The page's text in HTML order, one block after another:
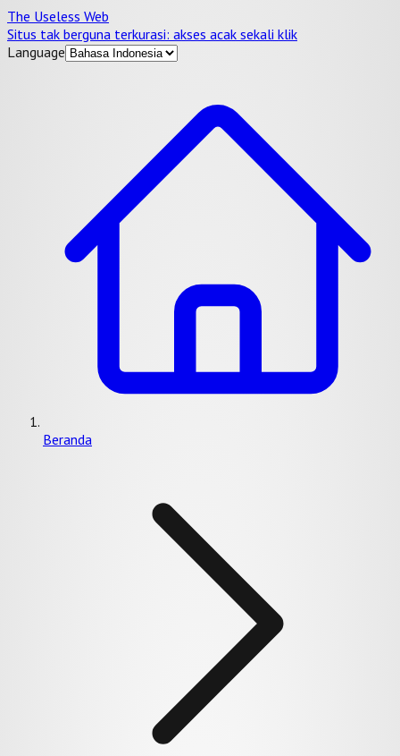
The Useless Web
Situs tak berguna terkurasi: akses acak sekali klik
Language
Beranda